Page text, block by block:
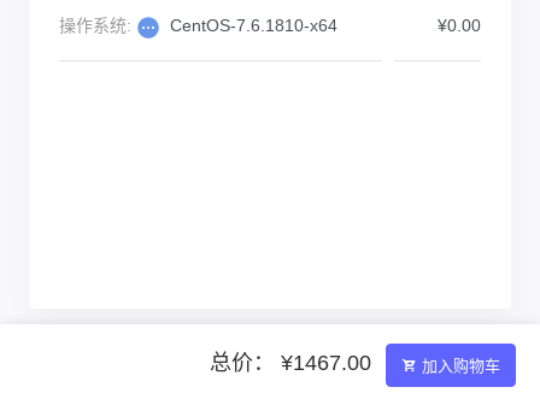
操作系统:
CentOS-7.6.1810-x64 ¥0.00
总价： ¥1467.00 加入购物车
Powered by ©智简魔方